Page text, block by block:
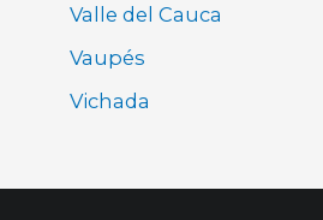
Valle del Cauca
Vaupés
Vichada